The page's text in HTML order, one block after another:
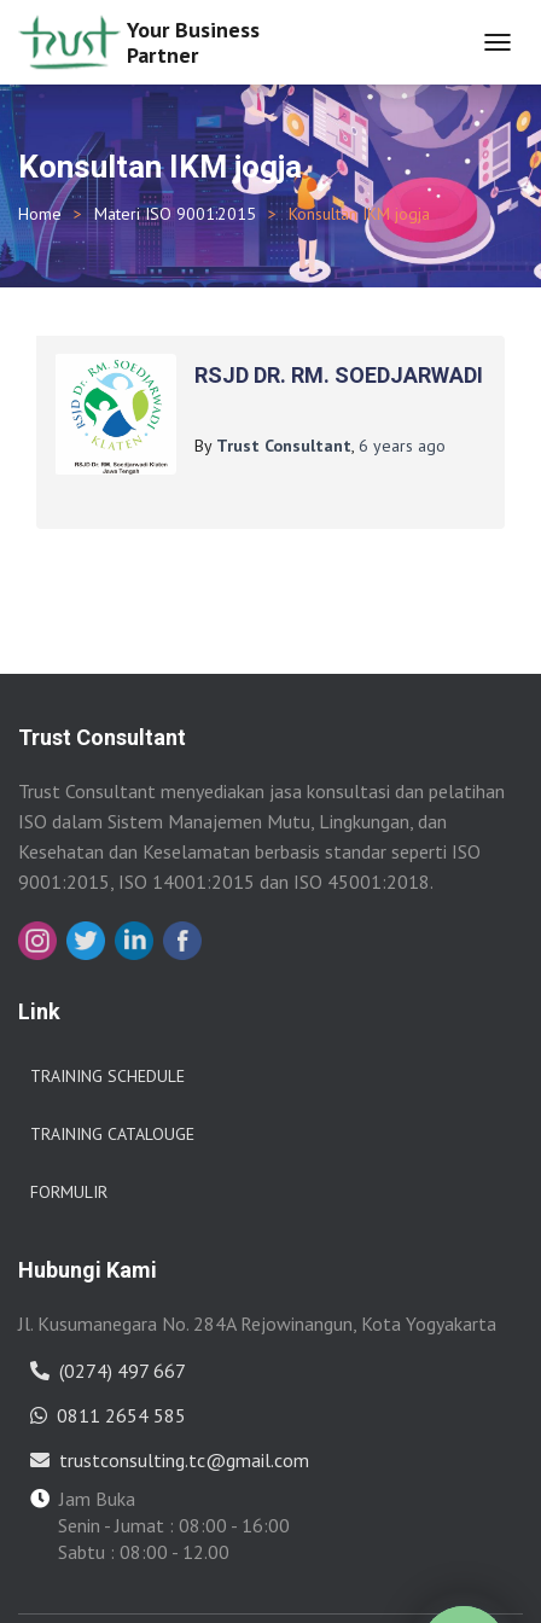
Your Business
Partner
Konsultan IKM jogja
Home Materi ISO 9001:2015 Konsultan IKM jogja
RSJD DR. RM. SOEDJARWADI
By Trust Consultant,6 years ago
Trust Consultant
Trust Consultant menyediakan jasa konsultasi dan pelatihan
ISO dalam Sistem Manajemen Mutu, Lingkungan, dan
Kesehatan dan Keselamatan berbasis standar seperti ISO
9001:2015, ISO 14001:2015 dan ISO 45001:2018.
Link
TRAINING SCHEDULE
TRAINING CATALOUGE
FORMULIR
Hubungi Kami
Jl. Kusumanegara No. 284A Rejowinangun, Kota Yogyakarta
(0274) 497 667
0811 2654 585
trustconsulting.tc@gmail.com
Jam Buka
Senin - Jumat : 08:00 - 16:00
Sabtu : 08:00 - 12.00